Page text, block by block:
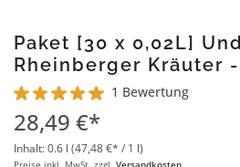
Paket [30 x 0,02L]
Rheinberger Kräuter -
Durchschnittliche Bewertung von 5
1 Bewertung
28,49 €*
Inhalt:0.6 l (47,48 €* / 1 l)
Preise inkl. MwSt. zzgl. Versandkosten